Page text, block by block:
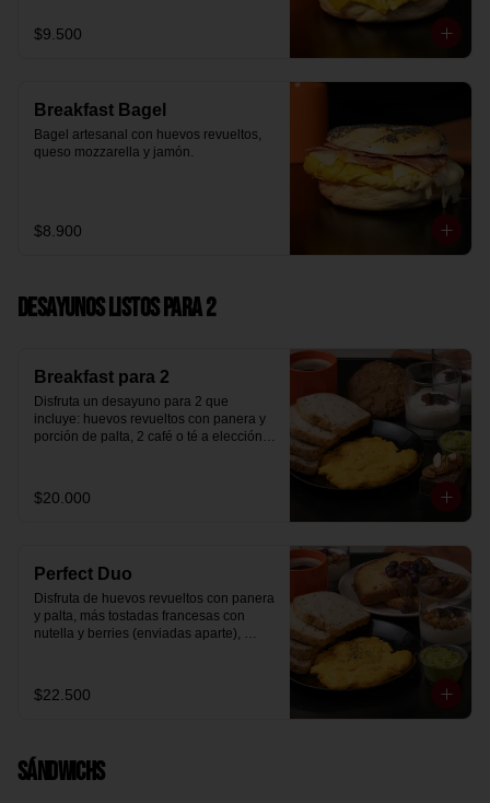
$9.500
Breakfast Bagel
Bagel artesanal con huevos revueltos,
queso mozzarella y jamón.
$8.900
Desayunos Listos para 2
Breakfast para 2
Disfruta un desayuno para 2 que
incluye: huevos revueltos con panera y
porción de palta, 2 café o té a elección, 2
hecha en casa, un mini brownie y galleta
de avena para compartir.
$20.000
Perfect Duo
Disfruta de huevos revueltos con panera
y palta, más tostadas francesas con
nutella y berries (enviadas aparte),
mermelada de arándanos y granola
hecha en casa.
$22.500
Sándwichs